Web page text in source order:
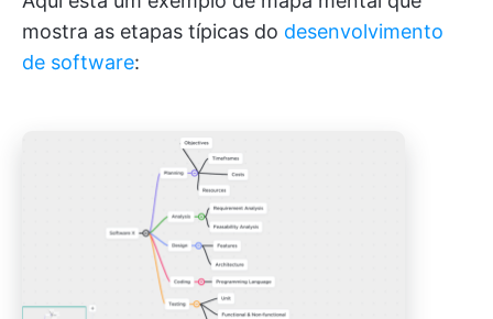
mostra as etapas típicas do desenvolvimento
de software: